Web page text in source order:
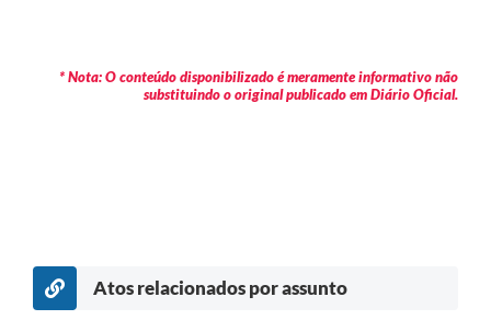
* Nota: O conteúdo disponibilizado é meramente informativo não
substituindo o original publicado em Diário Oficial.
Atos relacionados por assunto